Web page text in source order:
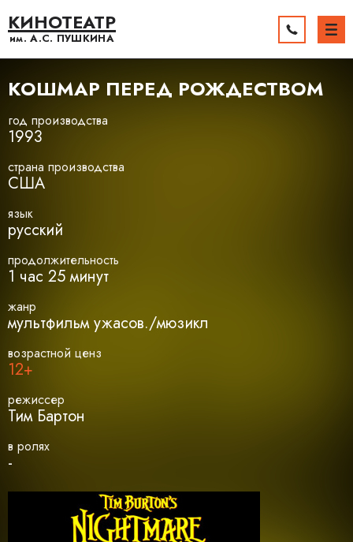
КИНОТЕАТР
им. А.С. ПУШКИНА
КОШМАР ПЕРЕД РОЖДЕСТВОМ
год производства
1993
страна производства
США
язык
русский
продолжительность
1 час 25 минут
жанр
мультфильм ужасов./мюзикл
возрастной ценз
12+
режиссер
Тим Бартон
в ролях
-